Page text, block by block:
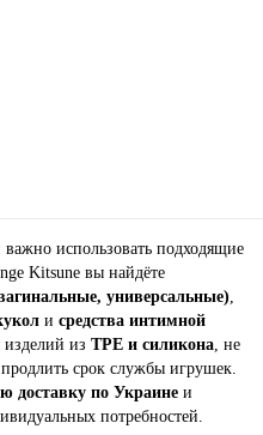
использовать подходящие
Kitsune вы найдёте
универсальные)
и средства интимной
изделий из TPE и силикона , не
срок службы игрушек.
доставку по Украине и
потребностей.